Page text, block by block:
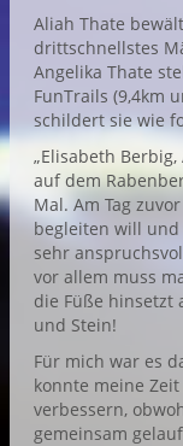
Aliah Thate
drittschnellstes
Angelika Thate
FunTrails (9,4km
schildert sie wie
„Elisabeth
auf dem
Mal. Am Tag
begleiten will
sehr
vor allem muss
die Füße hinsetzt
und Stein!
Für mich war es
konnte meine
verbessern,
gemeinsam